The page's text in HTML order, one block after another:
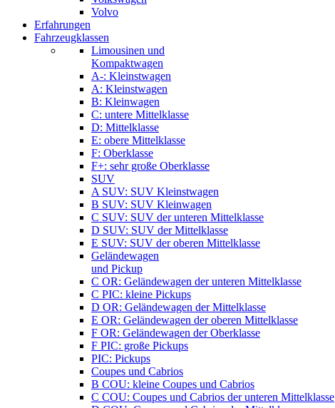
Volvo
Erfahrungen
Fahrzeugklassen
Limousinen und
Kompaktwagen
A-: Kleinstwagen
A: Kleinstwagen
B: Kleinwagen
C: untere Mittelklasse
D: Mittelklasse
E: obere Mittelklasse
F: Oberklasse
F+: sehr große Oberklasse
SUV
A SUV: SUV Kleinstwagen
B SUV: SUV Kleinwagen
C SUV: SUV der unteren Mittelklasse
D SUV: SUV der Mittelklasse
E SUV: SUV der oberen Mittelklasse
Geländewagen
und Pickup
C OR: Geländewagen der unteren Mittelklasse
C PIC: kleine Pickups
D OR: Geländewagen der Mittelklasse
E OR: Geländewagen der oberen Mittelklasse
F OR: Geländewagen der Oberklasse
F PIC: große Pickups
PIC: Pickups
Coupes und Cabrios
B COU: kleine Coupes und Cabrios
C COU: Coupes und Cabrios der unteren Mittelklasse